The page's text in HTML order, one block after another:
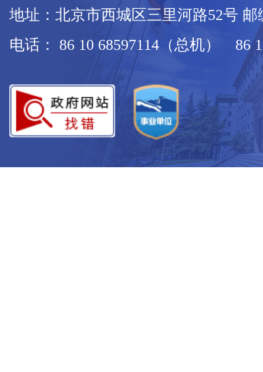
地址：北京市西城区三里河路52号 邮
电话： 86 10 68597114（总机） 86